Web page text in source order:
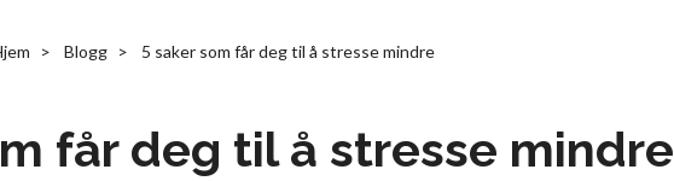
Blogg 5 saker som får deg til å stresse mindre
får deg til å stresse mindre